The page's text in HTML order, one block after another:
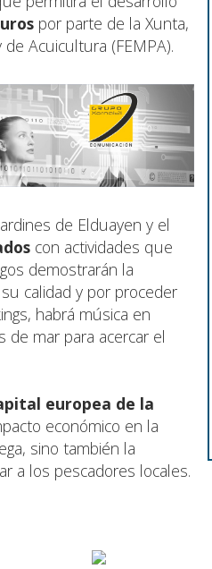
por parte de la Xunta,
Acuicultura (FEMPA).
de Elduayen y el
con actividades que
demostrarán la
calidad y por proceder
habrá música en
mar para acercar el
europea de la
económico en la
sino también la
a los pescadores locales.